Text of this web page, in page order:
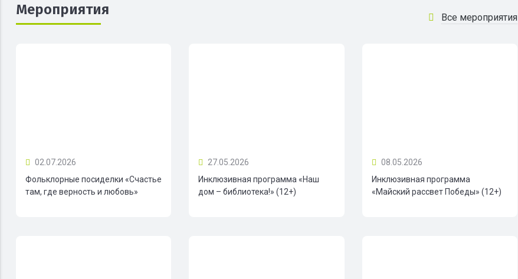
Мероприятия Все мероприятия
02.07.2026
Фольклорные посиделки «Счастье
там, где верность и любовь»
27.05.2026
Инклюзивная программа «Наш
дом – библиотека!» (12+)
08.05.2026
Инклюзивная программа
«Майский рассвет Победы» (12+)